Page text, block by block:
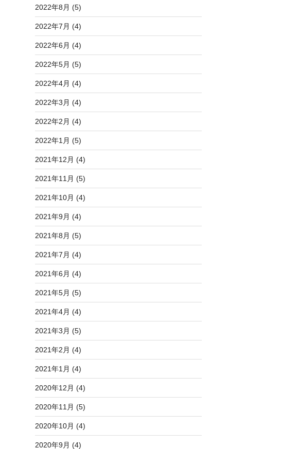
2022年8月 (5)
2022年7月 (4)
2022年6月 (4)
2022年5月 (5)
2022年4月 (4)
2022年3月 (4)
2022年2月 (4)
2022年1月 (5)
2021年12月 (4)
2021年11月 (5)
2021年10月 (4)
2021年9月 (4)
2021年8月 (5)
2021年7月 (4)
2021年6月 (4)
2021年5月 (5)
2021年4月 (4)
2021年3月 (5)
2021年2月 (4)
2021年1月 (4)
2020年12月 (4)
2020年11月 (5)
2020年10月 (4)
2020年9月 (4)